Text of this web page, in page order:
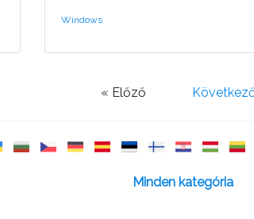
Windows
« Előző
Minden kategória